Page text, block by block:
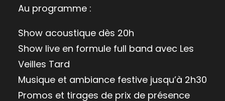
Au programme :
Show acoustique dès 20h
Show live en formule full band avec Les
Veilles Tard
Musique et ambiance festive jusqu’à 2h30
Promos et tirages de prix de présence